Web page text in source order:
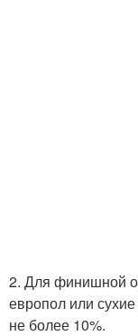
2. Для финишной
европол или
не более 10%.